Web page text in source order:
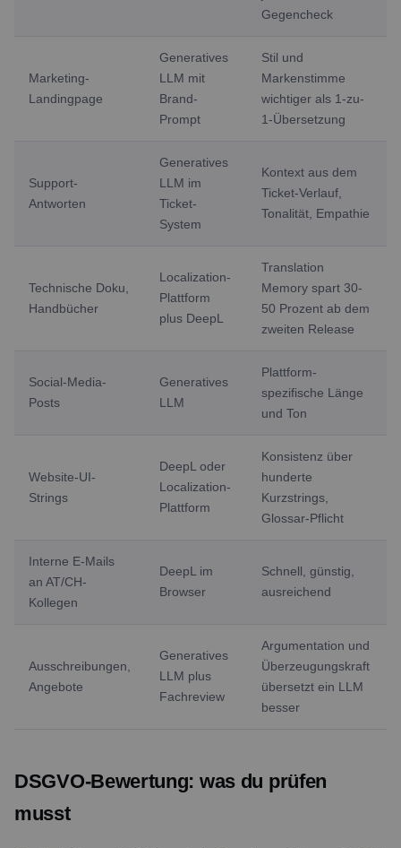
Gegencheck
Marketing-
Landingpage
Generatives
LLM mit
Brand-
Prompt
Stil und
Markenstimme
wichtiger als 1-zu-
1-Übersetzung
Support-
Antworten
Generatives
LLM im
Ticket-
System
Kontext aus dem
Ticket-Verlauf,
Tonalität, Empathie
Technische Doku,
Handbücher
Localization-
Plattform
plus DeepL
Translation
Memory spart 30-
50 Prozent ab dem
zweiten Release
Social-Media-
Posts
Generatives
LLM
Plattform-
spezifische Länge
und Ton
Website-UI-
Strings
DeepL oder
Localization-
Plattform
Konsistenz über
hunderte
Kurzstrings,
Glossar-Pflicht
Interne E-Mails
an AT/CH-
Kollegen
DeepL im
Browser
Schnell, günstig,
ausreichend
Ausschreibungen,
Angebote
Generatives
LLM plus
Fachreview
Argumentation und
Überzeugungskraft
übersetzt ein LLM
besser
DSGVO-Bewertung: was du prüfen
musst